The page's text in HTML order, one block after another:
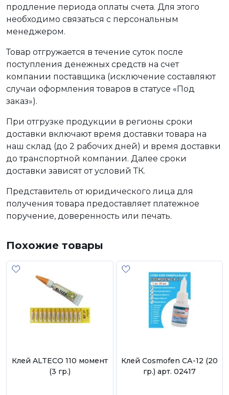
продление периода оплаты счета. Для этого
необходимо связаться с персональным
менеджером.
Товар отгружается в течение суток после
поступления денежных средств на счет
компании поставщика (исключение составляют
случаи оформления товаров в статусе «Под
заказ»).
При отгрузке продукции в регионы сроки
доставки включают время доставки товара на
наш склад (до 2 рабочих дней) и время доставки
до транспортной компании. Далее сроки
доставки зависят от условий ТК.
Представитель от юридического лица для
получения товара предоставляет платежное
поручение, доверенность или печать.
Похожие товары
Клей ALTECO 110 момент
(3 гр.)
Клей Cosmofen CА-12 (20
гр.) арт. 02417